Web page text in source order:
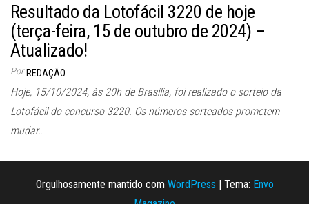
Resultado da Lotofácil 3220 de hoje
(terça-feira, 15 de outubro de 2024) –
Atualizado!
Por REDAÇÃO
Hoje, 15/10/2024, às 20h de Brasília, foi realizado o sorteio da
Lotofácil do concurso 3220. Os números sorteados prometem
mudar…
Orgulhosamente mantido com WordPress | Tema: Envo